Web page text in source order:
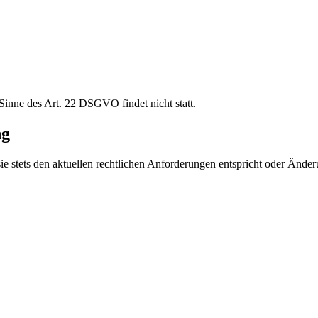
des Art. 22 DSGVO findet nicht statt.
stets den aktuellen rechtlichen Anforderungen entspricht oder